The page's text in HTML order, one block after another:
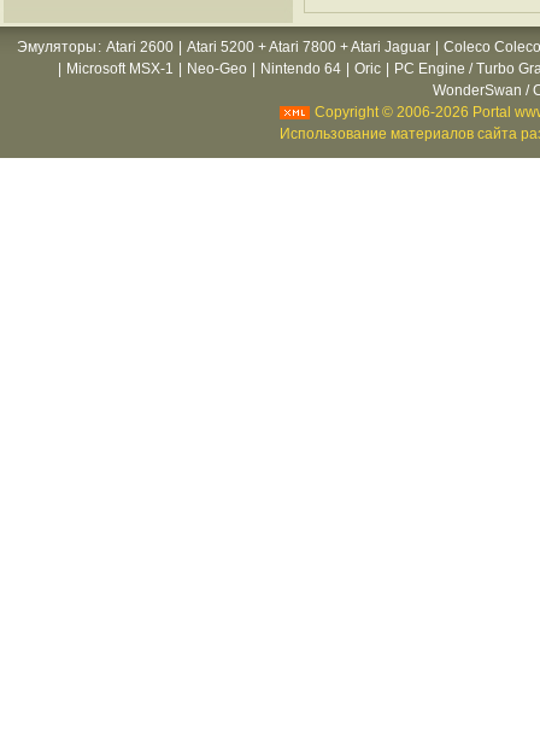
Эмуляторы : Atari 2600 Atari 5200 + Atari 7800 + Atari Jaguar
Coleco
Microsoft MSX-1 Neo-Geo Nintendo 64 Oric
PC Engine / Turbo
WonderSwan /
Copyright © 2006-2026 Portal
Использование материалов сайта